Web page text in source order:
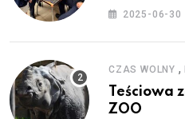
Wakacje”
2025-06-30
CZAS WOLNY ,
Teściowa
ZOO